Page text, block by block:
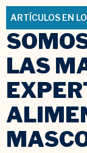
ARTÍCULOS EN
LAS